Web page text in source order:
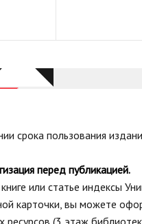
срока пользования
перед публикацией.
или статье индексы
карточки, вы можете
ресурсов (3 этаж